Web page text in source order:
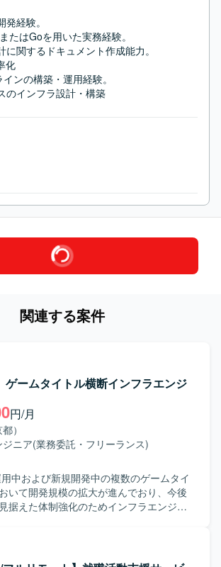
発経験。
たはGoを用いた実務経験。
に関するドキュメント作成能力。
化
ンの構築・運用経験。
のインフラ設計・構築
関連する案件
ゲームタイトル横断インフラエンジ
円/月
）
ニア(業務委託・フリーランス)
用中および新規開発中の複数のゲームタイ
いて開発規模の拡大が進んでおり、今後
据えた体制強化のためインフラエンジニ
織とともに成長していただける方を求め